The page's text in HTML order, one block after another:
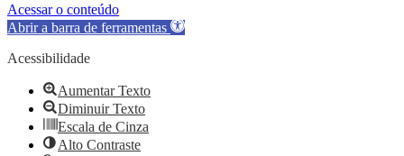
Acessar o conteúdo
Abrir a barra de ferramentas
Acessibilidade
Aumentar Texto
Diminuir Texto
Escala de Cinza
Alto Contraste